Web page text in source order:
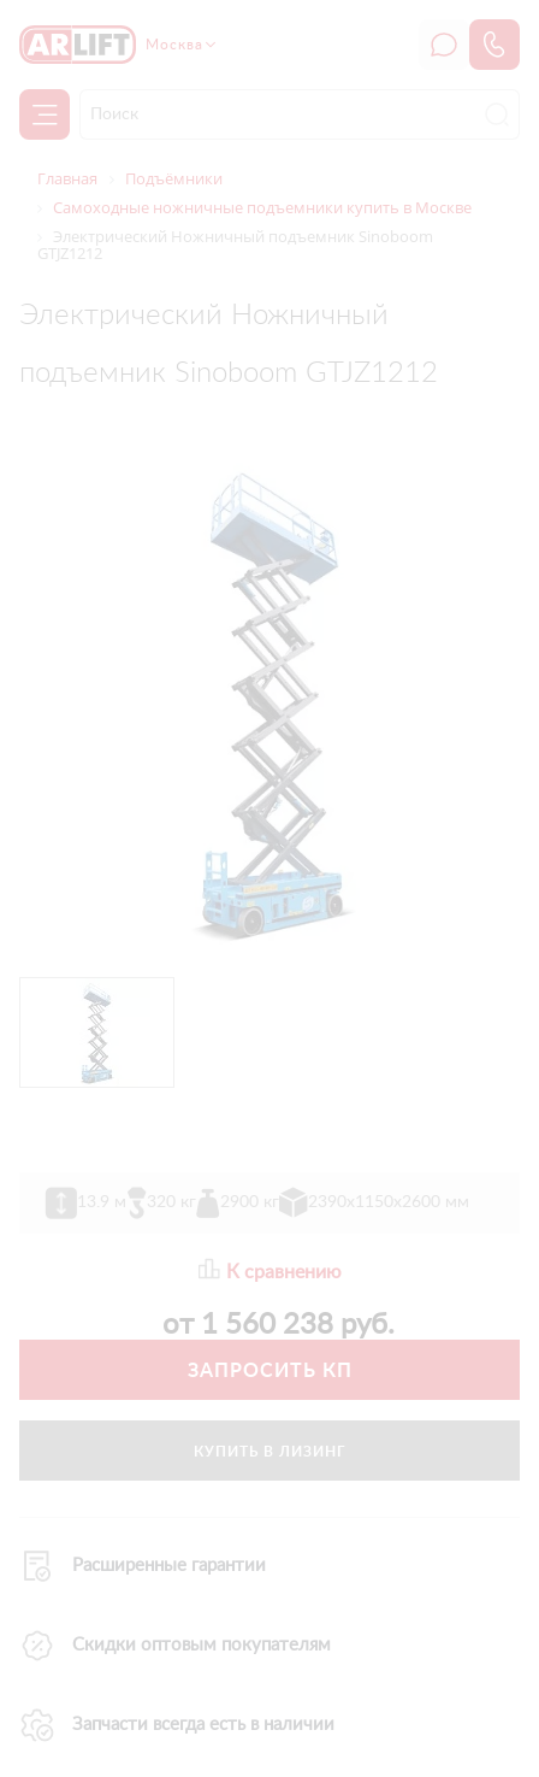
Москва
Главная
Подъёмники
Самоходные ножничные подъемники купить в Москве
Электрический Ножничный подъемник Sinoboom
GTJZ1212
Электрический Ножничный
подъемник Sinoboom GTJZ1212
13.9 м 320 кг 2900 кг 2390х1150х2600 мм
К сравнению
от 1 560 238 руб.
ЗАПРОСИТЬ КП
КУПИТЬ В ЛИЗИНГ
Расширенные гарантии
Скидки оптовым покупателям
Запчасти всегда есть в наличии